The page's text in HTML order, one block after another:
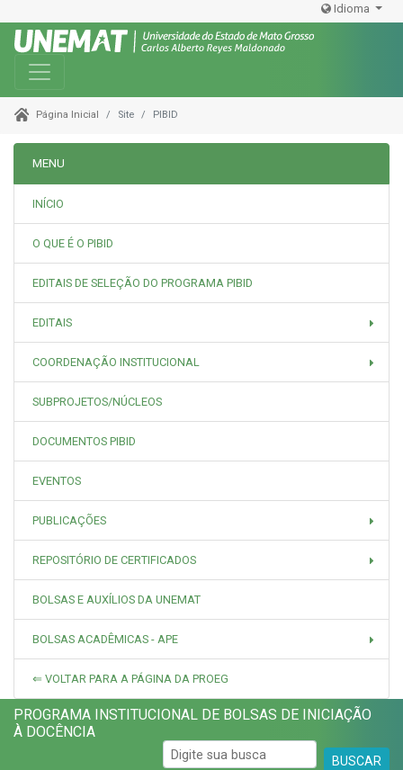
Idioma
Toggle navigation
Página Inicial Site PIBID
MENU
INÍCIO
O QUE É O PIBID
EDITAIS DE SELEÇÃO DO PROGRAMA PIBID
EDITAIS
COORDENAÇÃO INSTITUCIONAL
SUBPROJETOS/NÚCLEOS
DOCUMENTOS PIBID
EVENTOS
PUBLICAÇÕES
REPOSITÓRIO DE CERTIFICADOS
BOLSAS E AUXÍLIOS DA UNEMAT
BOLSAS ACADÊMICAS - APE
⇐ VOLTAR PARA A PÁGINA DA PROEG
PROGRAMA INSTITUCIONAL DE BOLSAS DE INICIAÇÃO
À DOCÊNCIA
BUSCAR